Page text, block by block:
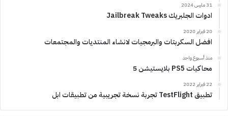
31 مارس 2024
ادوات الجلبريك Jailbreak Tweaks
20 فبراير 2020
افضل السكربتات والبرمجيات لانشاء المنتديات والمجتمعات
منذ أسبوع واحد
محاكيات PS5 بلايستيشن 5
22 فبراير 2022
تطبيق TestFlight تجربة نسخة تجريبية من تطبيقات ابل